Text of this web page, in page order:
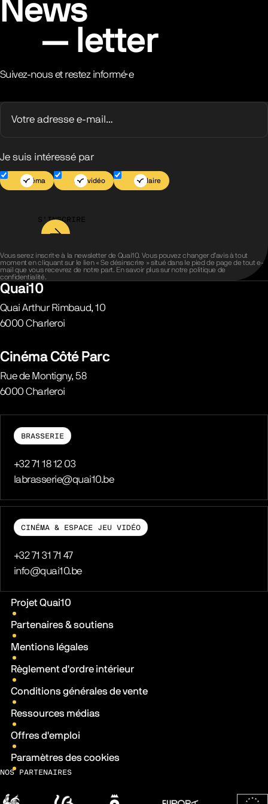
News
letter
Suivez-nous et restez informé·e
Je suis intéressé par
Cinéma Jeu vidéo Scolaire
S’INSCRIRE
Vous serez inscrit·e à la newsletter de Quai10. Vous pouvez changer d’avis à tout
moment en cliquant sur le lien « Se désinscrire » situé dans le pied de page de tout e-
mail que vous recevrez de notre part. En savoir plus sur notre politique de
confidentialité.
Quai10
Quai Arthur Rimbaud, 10
6000 Charleroi
Cinéma Côté Parc
Rue de Montigny, 58
6000 Charleroi
BRASSERIE
Téléphone
+32 71 18 12 03
E-mail
labrasserie@quai10.be
CINÉMA & ESPACE JEU VIDÉO
Téléphone
+32 71 31 71 47
E-mail
info@quai10.be
Liens pratiques
Projet Quai10
Partenaires & soutiens
Mentions légales
Règlement d'ordre intérieur
Conditions générales de vente
Ressources médias
Offres d'emploi
Paramètres des cookies
NOS PARTENAIRES
Wallonie Fédération Wallonie-Bruxelles
Ville de CharleroiEuropa Cinemas